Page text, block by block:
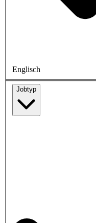
Englisch
Jobtyp